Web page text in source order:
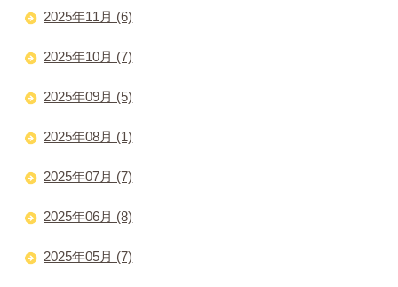
2025年11月 (6)
2025年10月 (7)
2025年09月 (5)
2025年08月 (1)
2025年07月 (7)
2025年06月 (8)
2025年05月 (7)